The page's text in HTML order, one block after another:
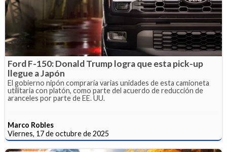
Ford F-150: Donald Trump logra que esta pick-up
llegue a Japón
El gobierno nipón compraría varias unidades de esta camioneta
utilitaria con platón, como parte del acuerdo de reducción de
aranceles por parte de EE. UU.
Marco Robles
Viernes, 17 de octubre de 2025